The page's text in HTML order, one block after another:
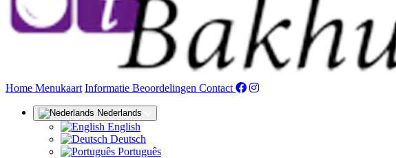
Home (huidige)
Menukaart Informatie Beoordelingen Contact
Nederlands
English
Deutsch
Português